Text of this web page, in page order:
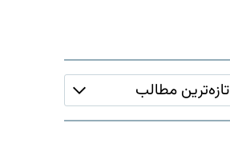
تازه‌ترین مطالب